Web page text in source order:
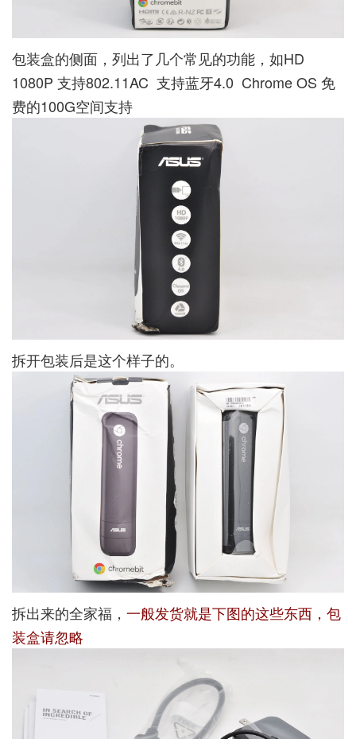
包装盒的侧面，列出了几个常见的功能，如HD
1080P 支持802.11AC 支持蓝牙4.0 Chrome OS 免
费的100G空间支持
拆开包装后是这个样子的。
拆出来的全家福， 一般发货就是下图的这些东西，包
装盒请忽略